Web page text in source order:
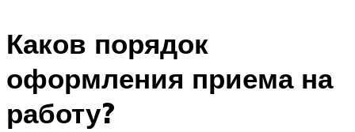
Каков порядок
оформления приема на
работу?